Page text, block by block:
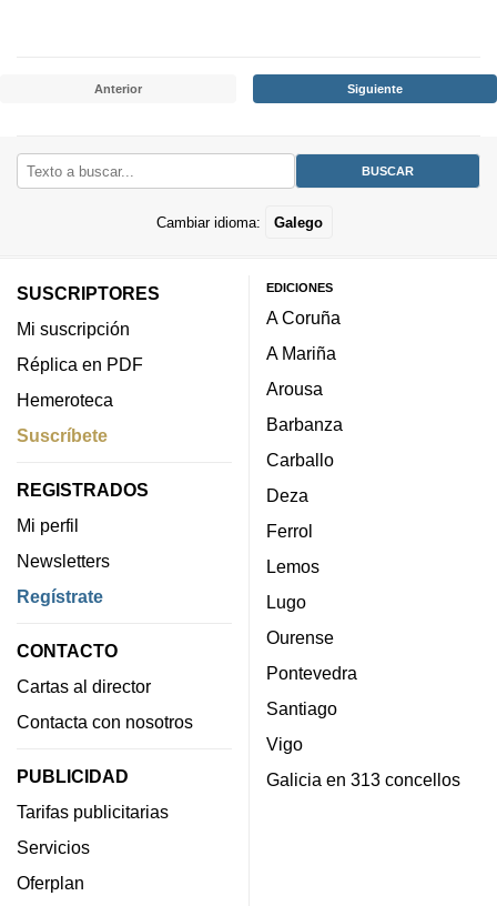
Anterior Siguiente
Cambiar idioma: Galego
SUSCRIPTORES
Mi suscripción
Réplica en PDF
Hemeroteca
Suscríbete
REGISTRADOS
Mi perfil
Newsletters
Regístrate
CONTACTO
Cartas al director
Contacta con nosotros
PUBLICIDAD
Tarifas publicitarias
Servicios
Oferplan
EDICIONES
A Coruña
A Mariña
Arousa
Barbanza
Carballo
Deza
Ferrol
Lemos
Lugo
Ourense
Pontevedra
Santiago
Vigo
Galicia en 313 concellos